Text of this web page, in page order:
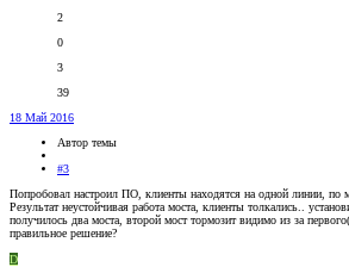
2
0
3
39
18 Май 2016
Автор темы
#3
Попробовал настроил ПО, клиенты находятся на одной линии, по
Результат неустойчивая работа моста, клиенты толкались..
получилось два моста, второй мост тормозит видимо из за
правильное решение?
D